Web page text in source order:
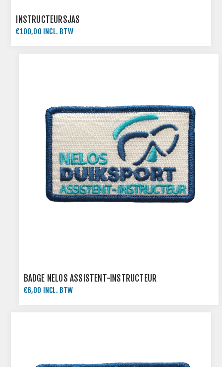
INSTRUCTEURSJAS
€100,00 INCL. BTW
BADGE NELOS ASSISTENT-INSTRUCTEUR
€6,00 INCL. BTW